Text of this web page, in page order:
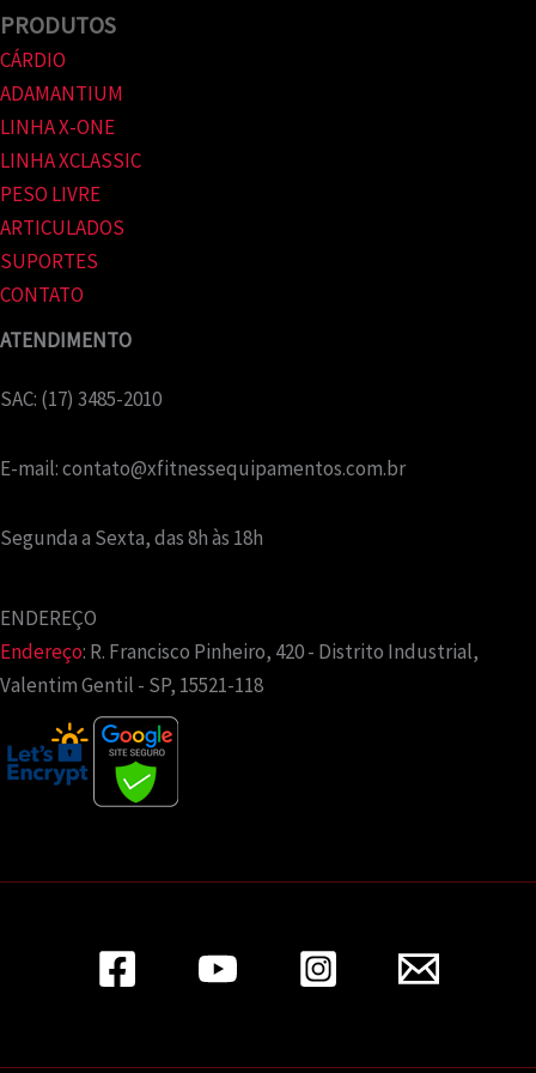
PRODUTOS
CÁRDIO
ADAMANTIUM
LINHA X-ONE
LINHA XCLASSIC
PESO LIVRE
ARTICULADOS
SUPORTES
CONTATO
ATENDIMENTO
SAC: (17) 3485-2010
E-mail:contato@xfitnessequipamentos.com.br
Segunda a Sexta, das 8h às 18h
ENDEREÇO
Endereço: R. Francisco Pinheiro, 420 - Distrito Industrial,
Valentim Gentil - SP, 15521-118